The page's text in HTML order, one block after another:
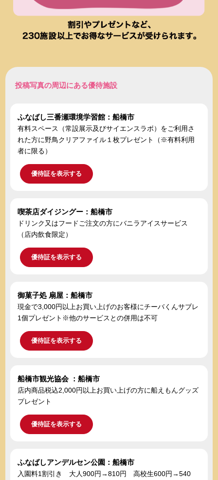
投稿写真の周辺にある優待施設
ふなばし三番瀬環境学習館：船橋市
有料スペース（常設展示及びサイエンスラボ）をご利用さ
れた方に野鳥クリアファイル１枚プレゼント（※有料利用
者に限る）
優待証を表示する
喫茶店ダイジングー：船橋市
ドリンク又はフードご注文の方にバニラアイスサービス
（店内飲食限定）
優待証を表示する
御菓子処 扇屋：船橋市
現金で3,000円以上お買い上げのお客様にチーバくんサブレ
1個プレゼント※他のサービスとの併用は不可
優待証を表示する
船橋市観光協会 ：船橋市
店内商品税込2,000円以上お買い上げの方に船えもんグッズ
プレゼント
優待証を表示する
ふなばしアンデルセン公園：船橋市
入園料1割引き 大人900円→810円 高校生600円→540